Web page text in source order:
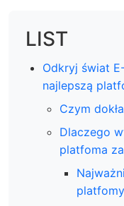
LIST
Odkryj świat
najlepszą
Czym
Dlaczego
platfoma